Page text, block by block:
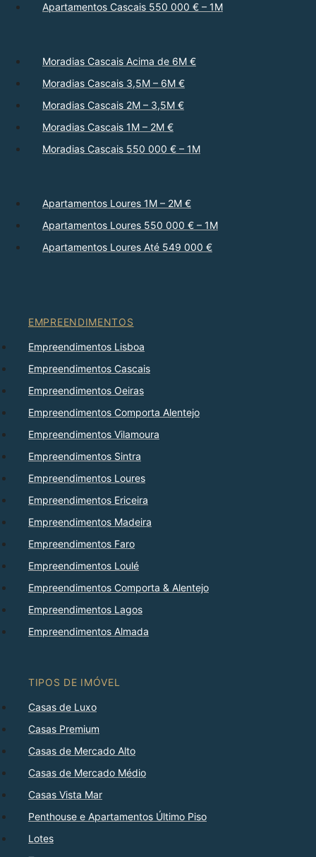
Apartamentos Cascais 550 000 € – 1M
Moradias Cascais Acima de 6M €
Moradias Cascais 3,5M – 6M €
Moradias Cascais 2M – 3,5M €
Moradias Cascais 1M – 2M €
Moradias Cascais 550 000 € – 1M
Apartamentos Loures 1M – 2M €
Apartamentos Loures 550 000 € – 1M
Apartamentos Loures Até 549 000 €
EMPREENDIMENTOS
Empreendimentos Lisboa
Empreendimentos Cascais
Empreendimentos Oeiras
Empreendimentos Comporta Alentejo
Empreendimentos Vilamoura
Empreendimentos Sintra
Empreendimentos Loures
Empreendimentos Ericeira
Empreendimentos Madeira
Empreendimentos Faro
Empreendimentos Loulé
Empreendimentos Comporta & Alentejo
Empreendimentos Lagos
Empreendimentos Almada
TIPOS DE IMÓVEL
Casas de Luxo
Casas Premium
Casas de Mercado Alto
Casas de Mercado Médio
Casas Vista Mar
Penthouse e Apartamentos Último Piso
Lotes